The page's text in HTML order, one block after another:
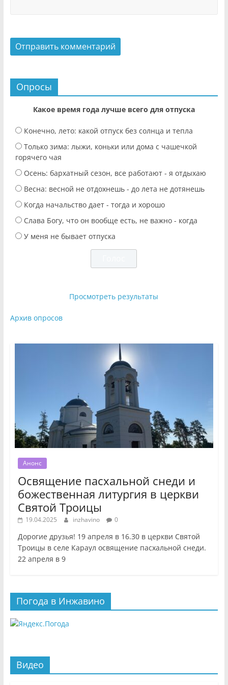
Опросы
Какое время года лучше всего для отпуска
Конечно, лето: какой отпуск без солнца и тепла
Только зима: лыжи, коньки или дома с чашечкой
горячего чая
Осень: бархатный сезон, все работают - я отдыхаю
Весна: весной не отдохнешь - до лета не дотянешь
Когда начальство дает - тогда и хорошо
Слава Богу, что он вообще есть, не важно - когда
У меня не бывает отпуска
Просмотреть результаты
Архив опросов
Анонс
Освящение пасхальной снеди и
божественная литургия в церкви
Святой Троицы
19.04.2025 inzhavino 0
Дорогие друзья! 19 апреля в 16.30 в церкви Святой
Троицы в селе Караул освящение пасхальной снеди.
22 апреля в 9
Погода в Инжавино
Видео